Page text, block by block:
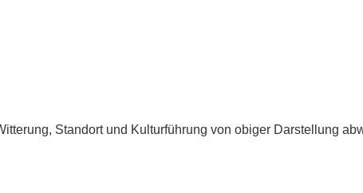
Standort und Kulturführung von obiger Darstellung